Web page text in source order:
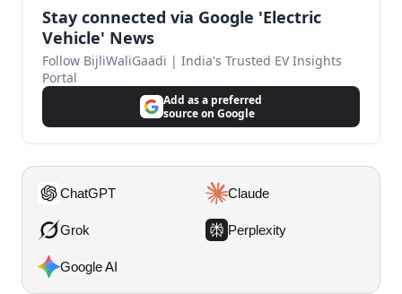
Stay connected via Google 'Electric
Vehicle' News
Follow BijliWaliGaadi | India's Trusted EV Insights
Portal
Add as a preferred
source on Google
ChatGPT Claude
Grok Perplexity
Google AI